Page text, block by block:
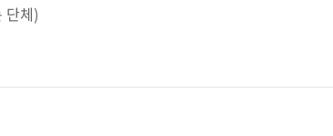
단체)